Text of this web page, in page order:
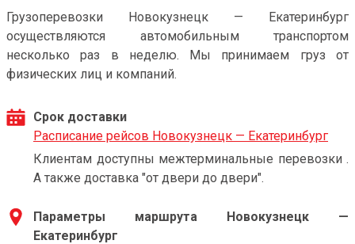
Грузоперевозки Новокузнецк — Екатеринбург
осуществляются автомобильным транспортом
несколько раз в неделю. Мы принимаем груз от
физических лиц и компаний.
Срок доставки
Расписание рейсов Новокузнецк — Екатеринбург
Клиентам доступны межтерминальные перевозки .
А также доставка "от двери до двери".
Параметры маршрута Новокузнецк —
Екатеринбург